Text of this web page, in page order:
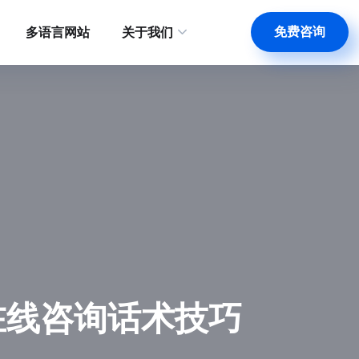
多语言网站 关于我们 免费咨询
咨询话术技巧